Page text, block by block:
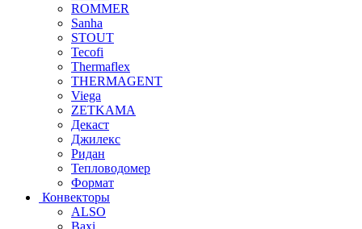
ROMMER
Sanha
STOUT
Tecofi
Thermaflex
THERMAGENT
Viega
ZETKAMA
Декаст
Джилекс
Ридан
Тепловодомер
Формат
Конвекторы
ALSO
Baxi